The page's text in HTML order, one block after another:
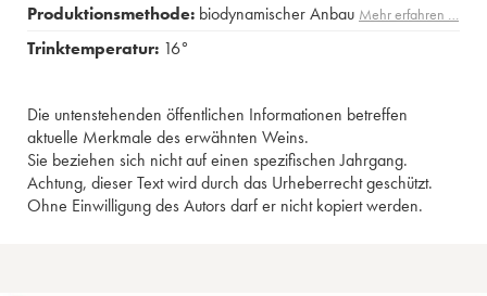
Produktionsmethode: biodynamischer Anbau Mehr erfahren …
Trinktemperatur: 16°
Die untenstehenden öffentlichen Informationen betreffen
aktuelle Merkmale des erwähnten Weins.
Sie beziehen sich nicht auf einen spezifischen Jahrgang.
Achtung, dieser Text wird durch das Urheberrecht geschützt.
Ohne Einwilligung des Autors darf er nicht kopiert werden.